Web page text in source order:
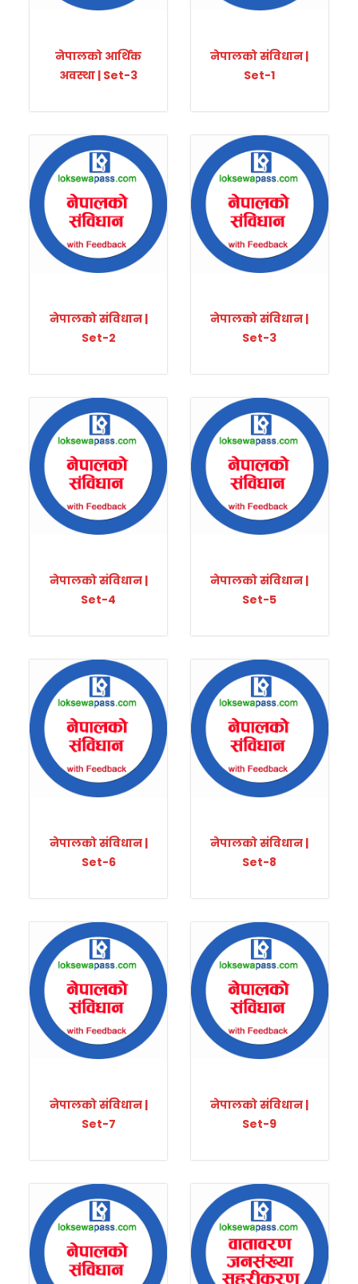
नेपालको आर्थिक
अवस्था | Set-3
नेपालको संविधान |
Set-1
नेपालको संविधान |
Set-2
नेपालको संविधान |
Set-3
नेपालको संविधान |
Set-4
नेपालको संविधान |
Set-5
नेपालको संविधान |
Set-6
नेपालको संविधान |
Set-8
नेपालको संविधान |
Set-7
नेपालको संविधान |
Set-9